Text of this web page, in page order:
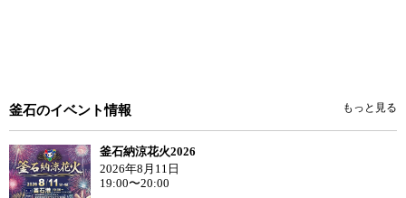
釜石のイベント情報 もっと見る
釜石納涼花火2026
2026年8月11日
19:00〜20:00